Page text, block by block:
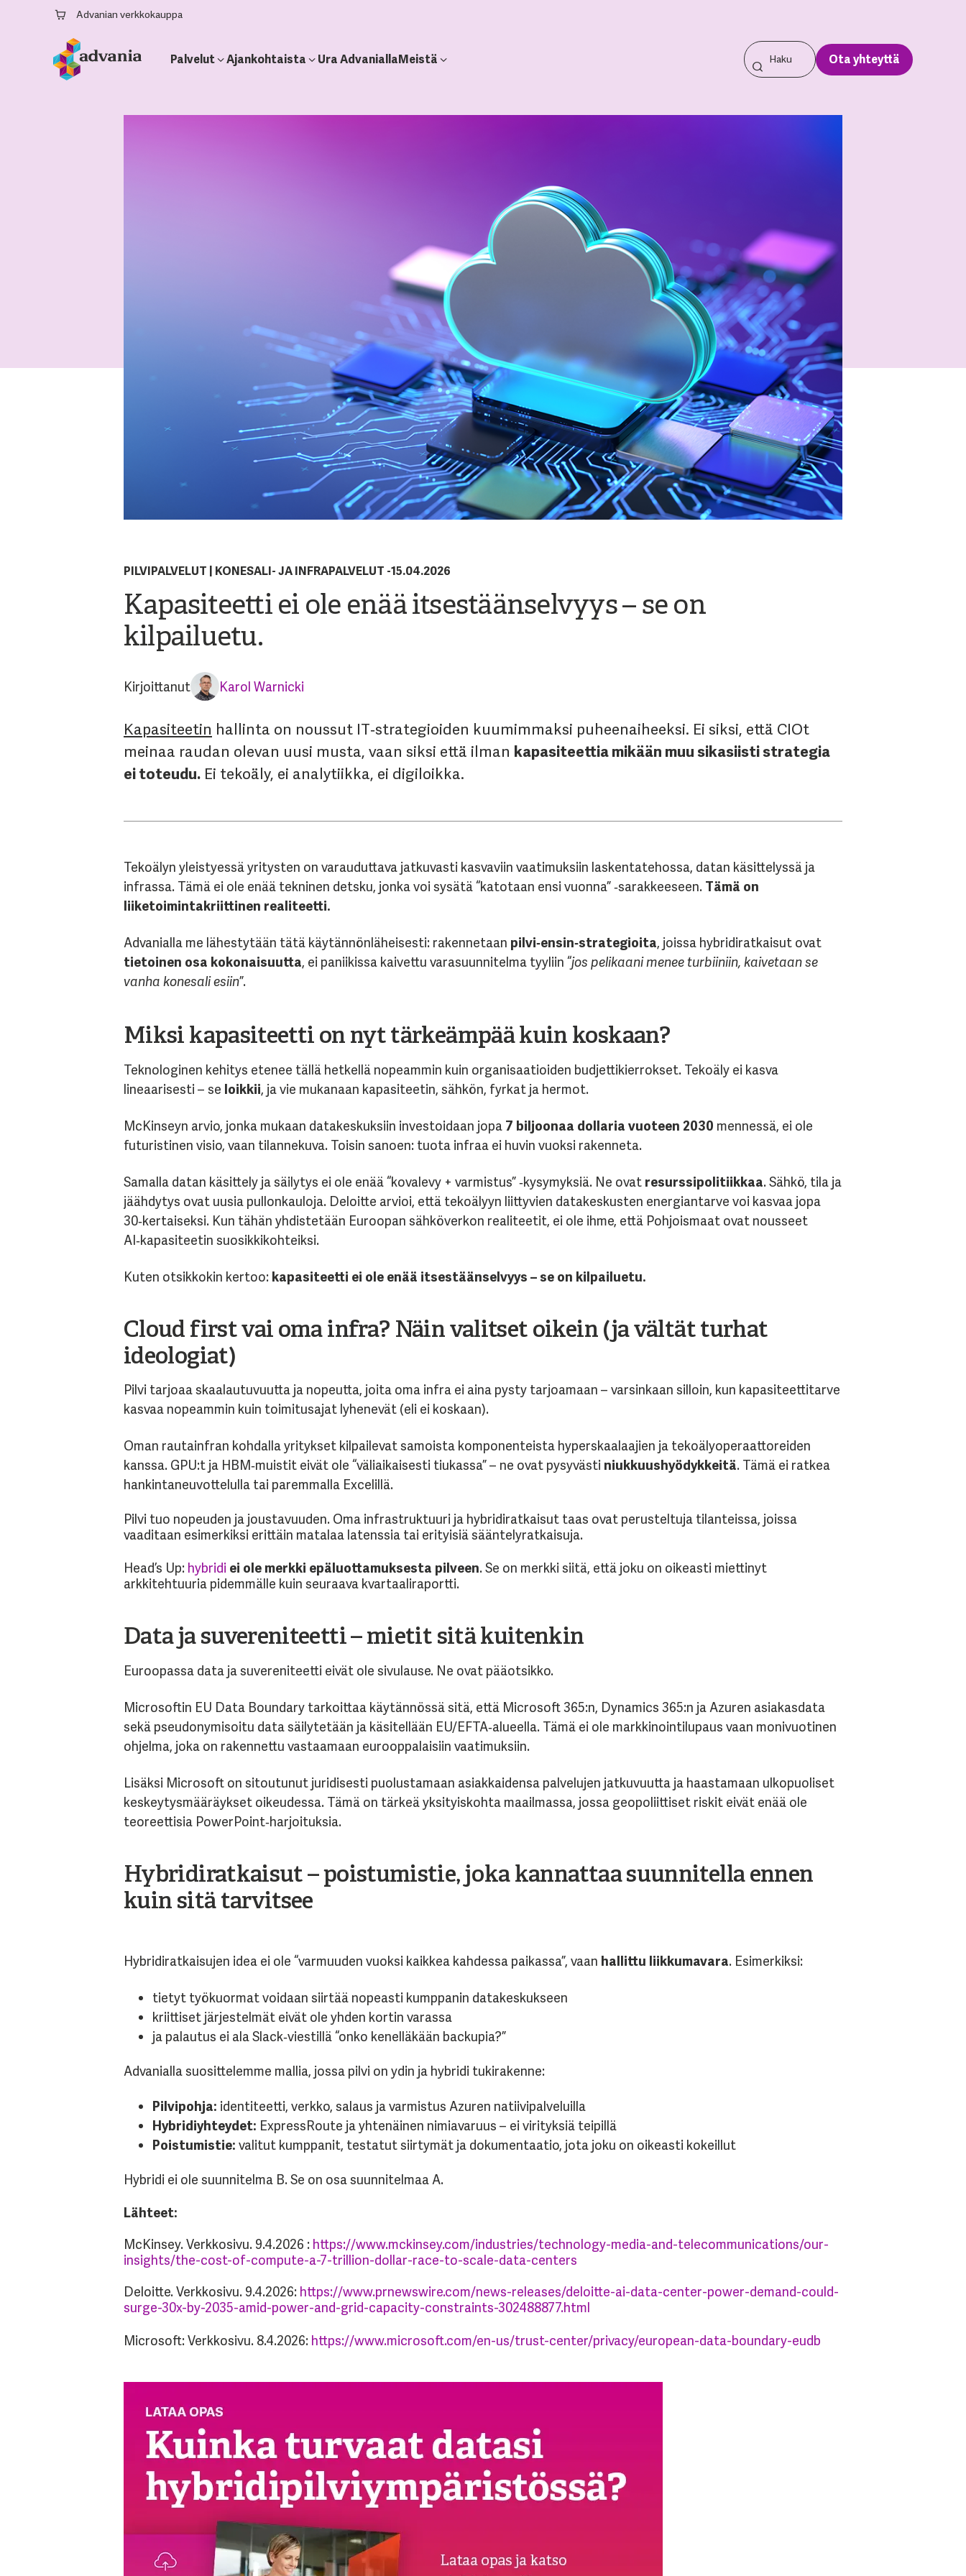
Advanian verkkokauppa
Palvelut Ajankohtaista Ura AdvaniallaMeistä Ota yhteyttä
PILVIPALVELUT | KONESALI- JA INFRAPALVELUT -15.04.2026
Kapasiteetti ei ole enää itsestäänselvyys – se on
kilpailuetu.
Kirjoittanut Karol Warnicki
Kapasiteetin hallinta on noussut IT‑strategioiden kuumimmaksi puheenaiheeksi. Ei siksi, että CIOt
meinaa raudan olevan uusi musta, vaan siksi että ilman kapasiteettia mikään muu sikasiisti strategia
ei toteudu. Ei tekoäly, ei analytiikka, ei digiloikka.
Tekoälyn yleistyessä yritysten on varauduttava jatkuvasti kasvaviin vaatimuksiin laskentatehossa, datan käsittelyssä ja
infrassa. Tämä ei ole enää tekninen detsku, jonka voi sysätä “katotaan ensi vuonna” ‑sarakkeeseen. Tämä on
liiketoimintakriittinen realiteetti.
Advanialla me lähestytään tätä käytännönläheisesti: rakennetaan pilvi‑ensin‑strategioita, joissa hybridiratkaisut ovat
tietoinen osa kokonaisuutta, ei paniikissa kaivettu varasuunnitelma tyyliin “jos pelikaani menee turbiiniin, kaivetaan se
vanha konesali esiin”.
Miksi kapasiteetti on nyt tärkeämpää kuin koskaan?
Teknologinen kehitys etenee tällä hetkellä nopeammin kuin organisaatioiden budjettikierrokset. Tekoäly ei kasva
lineaarisesti – se loikkii, ja vie mukanaan kapasiteetin, sähkön, fyrkat ja hermot.
McKinseyn arvio, jonka mukaan datakeskuksiin investoidaan jopa 7 biljoonaa dollaria vuoteen 2030 mennessä, ei ole
futuristinen visio, vaan tilannekuva. Toisin sanoen: tuota infraa ei huvin vuoksi rakenneta.
Samalla datan käsittely ja säilytys ei ole enää “kovalevy + varmistus” ‑kysymyksiä. Ne ovat resurssipolitiikkaa. Sähkö, tila ja
jäähdytys ovat uusia pullonkauloja. Deloitte arvioi, että tekoälyyn liittyvien datakeskusten energiantarve voi kasvaa jopa
30‑kertaiseksi. Kun tähän yhdistetään Euroopan sähköverkon realiteetit, ei ole ihme, että Pohjoismaat ovat nousseet
AI‑kapasiteetin suosikkikohteiksi.
Kuten otsikkokin kertoo: kapasiteetti ei ole enää itsestäänselvyys – se on kilpailuetu.
Cloud first vai oma infra? Näin valitset oikein (ja vältät turhat
ideologiat)
Pilvi tarjoaa skaalautuvuutta ja nopeutta, joita oma infra ei aina pysty tarjoamaan – varsinkaan silloin, kun kapasiteettitarve
kasvaa nopeammin kuin toimitusajat lyhenevät (eli ei koskaan).
Oman rautainfran kohdalla yritykset kilpailevat samoista komponenteista hyperskaalaajien ja tekoälyoperaattoreiden
kanssa. GPU:t ja HBM‑muistit eivät ole “väliaikaisesti tiukassa” – ne ovat pysyvästi niukkuushyödykkeitä. Tämä ei ratkea
hankintaneuvottelulla tai paremmalla Excelillä.
Pilvi tuo nopeuden ja joustavuuden. Oma infrastruktuuri ja hybridiratkaisut taas ovat perusteltuja tilanteissa, joissa
vaaditaan esimerkiksi erittäin matalaa latenssia tai erityisiä sääntelyratkaisuja.
Head’s Up: hybridi ei ole merkki epäluottamuksesta pilveen. Se on merkki siitä, että joku on oikeasti miettinyt
arkkitehtuuria pidemmälle kuin seuraava kvartaaliraportti.
Data ja suvereniteetti – mietit sitä kuitenkin
Euroopassa data ja suvereniteetti eivät ole sivulause. Ne ovat pääotsikko.
Microsoftin EU Data Boundary tarkoittaa käytännössä sitä, että Microsoft 365:n, Dynamics 365:n ja Azuren asiakasdata
sekä pseudonymisoitu data säilytetään ja käsitellään EU/EFTA‑alueella. Tämä ei ole markkinointilupaus vaan monivuotinen
ohjelma, joka on rakennettu vastaamaan eurooppalaisiin vaatimuksiin.
Lisäksi Microsoft on sitoutunut juridisesti puolustamaan asiakkaidensa palvelujen jatkuvuutta ja haastamaan ulkopuoliset
keskeytysmääräykset oikeudessa. Tämä on tärkeä yksityiskohta maailmassa, jossa geopoliittiset riskit eivät enää ole
teoreettisia PowerPoint‑harjoituksia.
Hybridiratkaisut– poistumistie, joka kannattaa suunnitella ennen
kuin sitä tarvitsee
Hybridiratkaisujen idea ei ole “varmuuden vuoksi kaikkea kahdessa paikassa”, vaan hallittu liikkumavara. Esimerkiksi:
tietyt työkuormat voidaan siirtää nopeasti kumppanin datakeskukseen
kriittiset järjestelmät eivät ole yhden kortin varassa
ja palautus ei ala Slack‑viestillä “onko kenelläkään backupia?”
Advanialla suosittelemme mallia, jossa pilvi on ydin ja hybridi tukirakenne:
Pilvipohja: identiteetti, verkko, salaus ja varmistus Azuren natiivipalveluilla
Hybridiyhteydet: ExpressRoute ja yhtenäinen nimiavaruus – ei virityksiä teipillä
Poistumistie: valitut kumppanit, testatut siirtymät ja dokumentaatio, jota joku on oikeasti kokeillut
Hybridi ei ole suunnitelma B. Se on osa suunnitelmaa A.
Lähteet:
McKinsey. Verkkosivu. 9.4.2026 : https://www.mckinsey.com/industries/technology-media-and-telecommunications/our-
insights/the-cost-of-compute-a-7-trillion-dollar-race-to-scale-data-centers
Deloitte. Verkkosivu. 9.4.2026: https://www.prnewswire.com/news-releases/deloitte-ai-data-center-power-demand-could-
surge-30x-by-2035-amid-power-and-grid-capacity-constraints-302488877.html
Microsoft: Verkkosivu. 8.4.2026: https://www.microsoft.com/en-us/trust-center/privacy/european-data-boundary-eudb